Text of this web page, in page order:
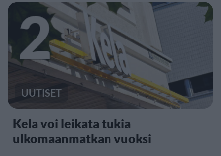
2
UUTISET
Kela voi leikata tukia
ulkomaanmatkan vuoksi